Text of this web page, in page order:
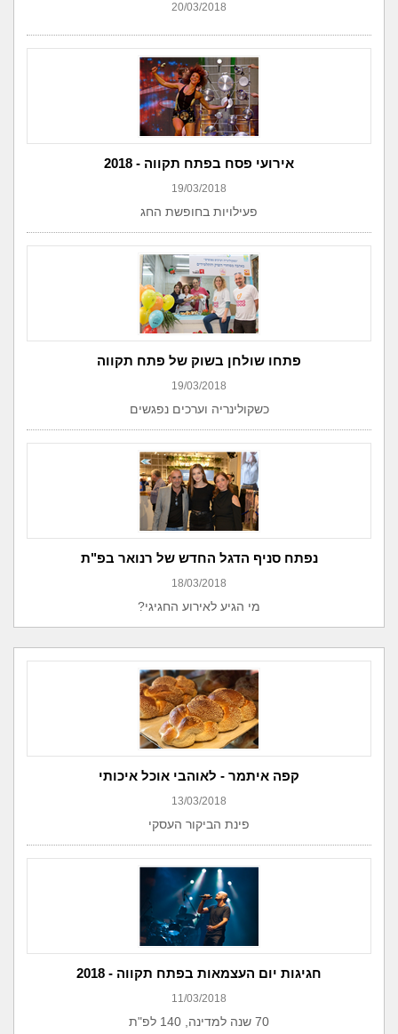
20/03/2018
אירועי פסח בפתח תקווה - 2018
19/03/2018
פעילויות בחופשת החג
פתחו שולחן בשוק של פתח תקווה
19/03/2018
כשקולינריה וערכים נפגשים
נפתח סניף הדגל החדש של רנואר בפ"ת
18/03/2018
מי הגיע לאירוע החגיגי?
קפה איתמר - לאוהבי אוכל איכותי
13/03/2018
פינת הביקור העסקי
חגיגות יום העצמאות בפתח תקווה - 2018
11/03/2018
70 שנה למדינה, 140 לפ"ת